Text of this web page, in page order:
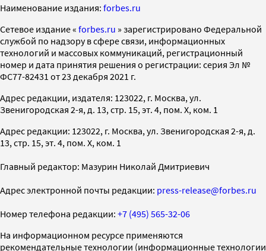
Наименование издания: forbes.ru
Cетевое издание « forbes.ru » зарегистрировано Федеральной
службой по надзору в сфере связи, информационных
технологий и массовых коммуникаций, регистрационный
номер и дата принятия решения о регистрации: серия Эл №
ФС77-82431 от 23 декабря 2021 г.
Адрес редакции, издателя: 123022, г. Москва, ул.
Звенигородская 2-я, д. 13, стр. 15, эт. 4, пом. X, ком. 1
Адрес редакции: 123022, г. Москва, ул. Звенигородская 2-я, д.
13, стр. 15, эт. 4, пом. X, ком. 1
Главный редактор: Мазурин Николай Дмитриевич
Адрес электронной почты редакции: press-release@forbes.ru
Номер телефона редакции: +7 (495) 565-32-06
На информационном ресурсе применяются
рекомендательные технологии (информационные технологии